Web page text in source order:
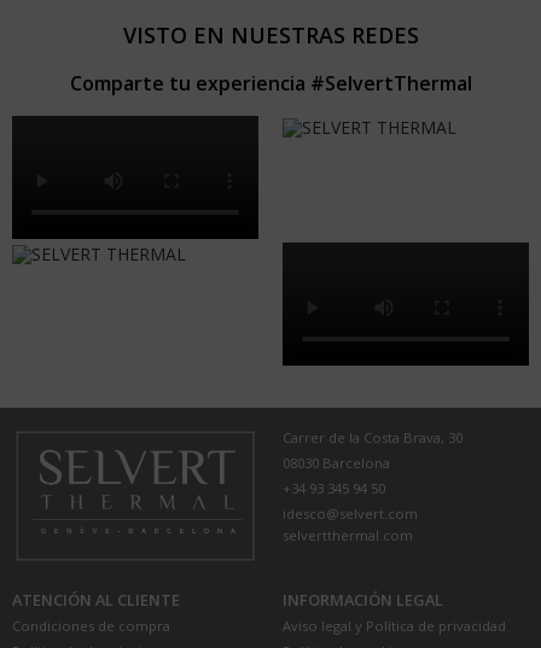
VISTO EN NUESTRAS REDES
Comparte tu experiencia #SelvertThermal
Carrer de la Costa Brava, 30
08030 Barcelona
+34 93 345 94 50
idesco@selvert.com
selvertthermal.com
ATENCIÓN AL CLIENTE
Condiciones de compra
INFORMACIÓN LEGAL
Aviso legal y Política de privacidad